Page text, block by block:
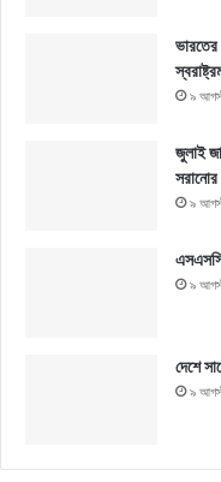
ভারতের
৯
জুলাই
সরানোর
৯
৯
দেশে
৯